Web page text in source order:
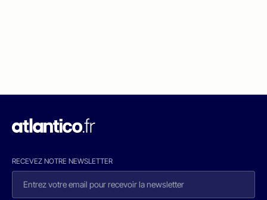
RECEVEZ NOTRE NEWSLETTER